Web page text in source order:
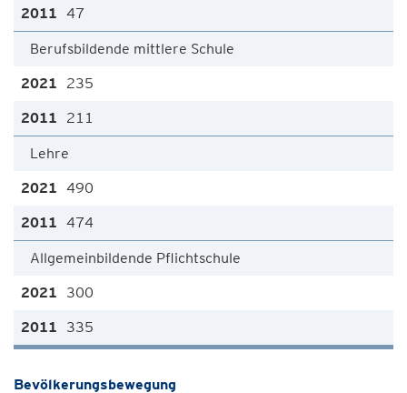
47
Berufsbildende mittlere Schule
235
211
Lehre
490
474
Allgemeinbildende Pflichtschule
300
335
Bevölkerungsbewegung